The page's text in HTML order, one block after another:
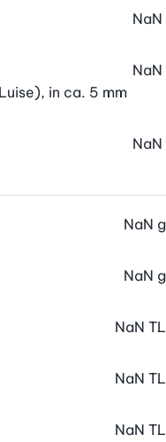
NaN
in ca. 5 mm
NaN
NaN
NaN g
NaN g
NaN TL
NaN TL
NaN TL